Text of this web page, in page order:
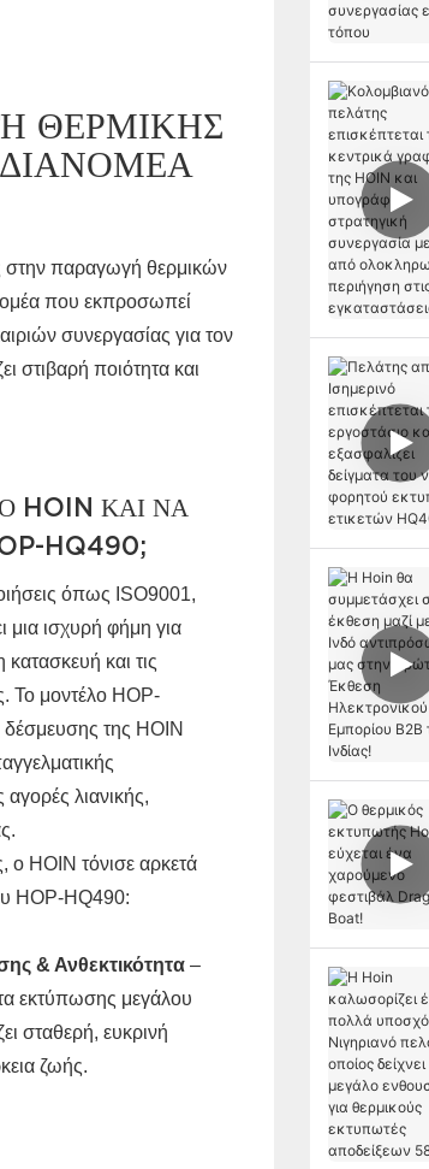
ΘΕΡΜΙΚΉΣ
στην παραγωγή θερμικών
που εκπροσωπεί
συνεργασίας για τον
στιβαρή ποιότητα και
HOIN ΚΑΙ ΝΑ
HQ490;
όπως ISO9001,
μια ισχυρή φήμη για
κατασκευή και τις
Το μοντέλο HOP-
δέσμευσης της HOIN
λιανικής,
ο HOIN τόνισε αρκετά
HOP-HQ490:
& Ανθεκτικότητα –
εκτύπωσης μεγάλου
σταθερή, ευκρινή
ζωής.